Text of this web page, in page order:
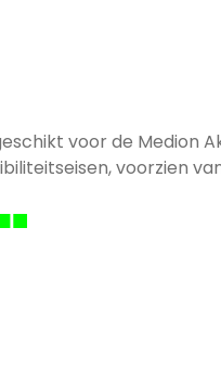
voor de Medion
voorzien